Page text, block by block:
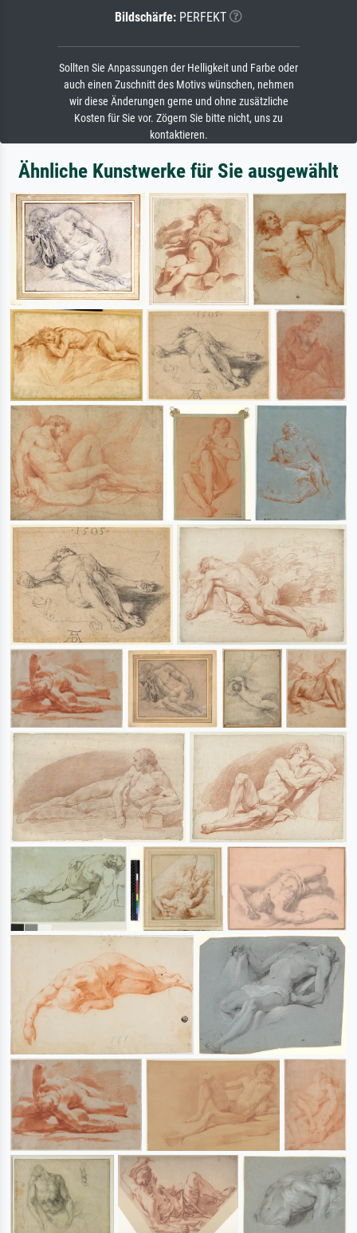
Bildschärfe: PERFEKT
Sollten Sie Anpassungen der Helligkeit und Farbe oder
auch einen Zuschnitt des Motivs wünschen, nehmen
wir diese Änderungen gerne und ohne zusätzliche
Kosten für Sie vor. Zögern Sie bitte nicht, uns zu
kontaktieren.
Ähnliche Kunstwerke für Sie ausgewählt